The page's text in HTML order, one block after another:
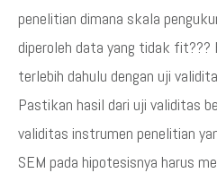
penelitian dimana skala
diperoleh data yang tidak fit???
terlebih dahulu dengan uji
Pastikan hasil dari uji validitas
validitas instrumen penelitian
SEM pada hipotesisnya harus